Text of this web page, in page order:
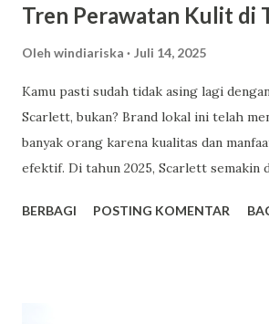
Tren Perawatan Kulit di
Oleh windiariska Juli 14, 2025
Kamu pasti sudah tidak asing lagi
Scarlett, bukan? Brand lokal ini telah
banyak orang karena kualitas dan
efektif. Di tahun 2025, Scarlett semakin
alasan mengapa Scarlett menjadi tren
BERBAGI POSTING KOMENTAR